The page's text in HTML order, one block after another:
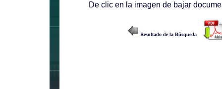
De clic en la imagen de bajar
Resultado de la Búsqueda